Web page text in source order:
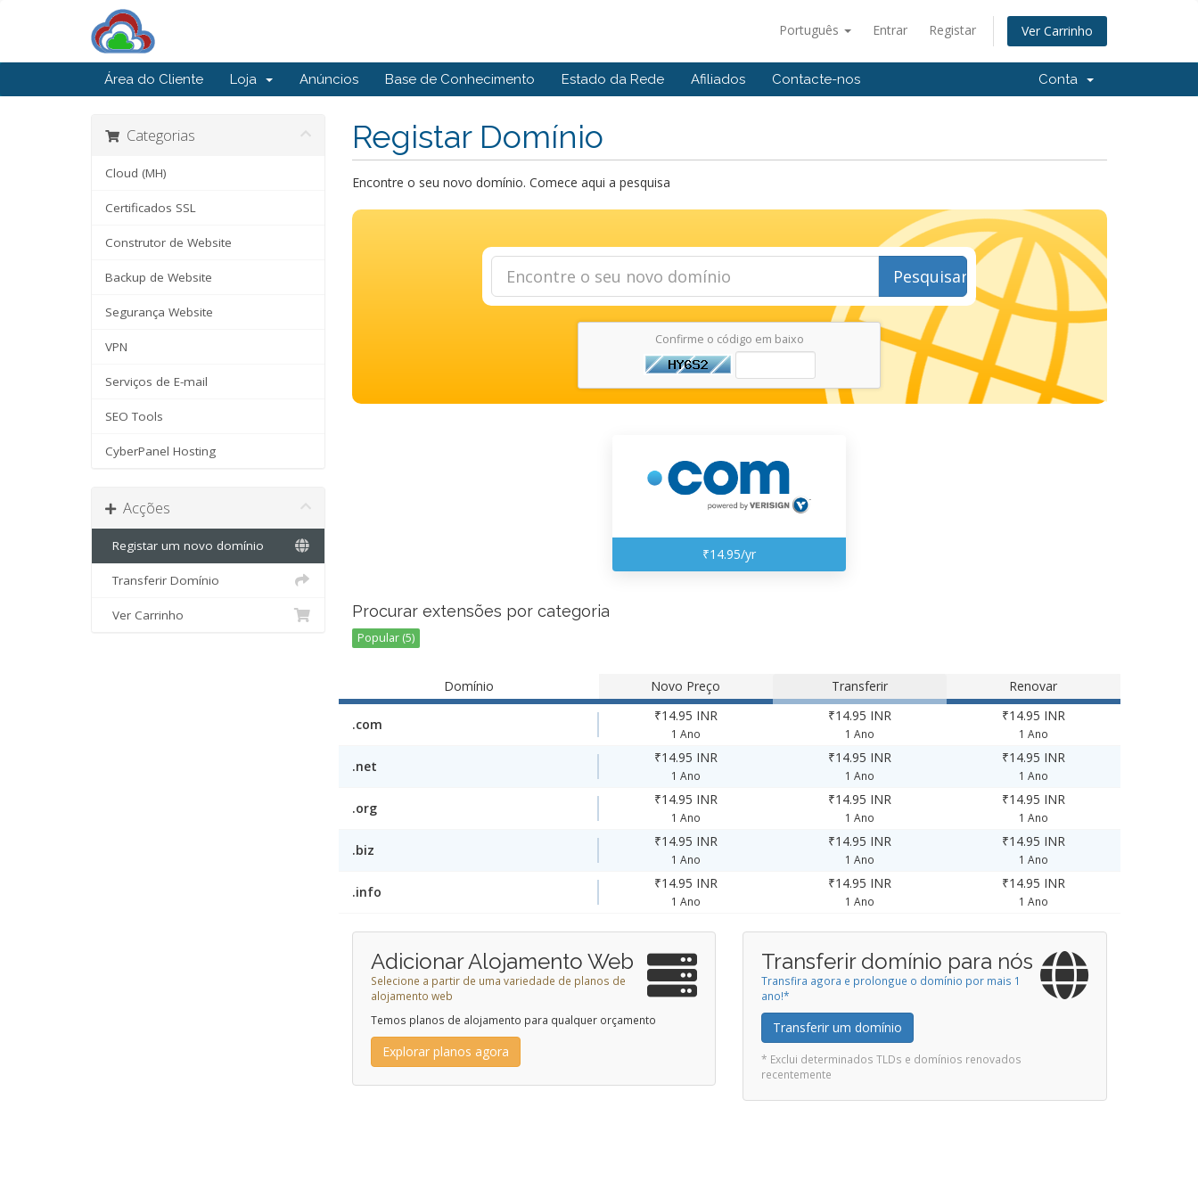
Português Entrar Registar Ver Carrinho
Área do Cliente Loja Anúncios Base de Conhecimento Estado da Rede Afiliados Contacte-nos Conta
Registar Domínio
Categorias
Cloud (MH)
Certificados SSL
Construtor de Website
Backup de Website
Segurança Website
VPN
Serviços de E-mail
SEO Tools
CyberPanel Hosting
Acções
Registar um novo domínio
Transferir Domínio
Ver Carrinho
Encontre o seu novo domínio. Comece aqui a pesquisa
Pesquisar
Confirme o código em baixo
₹14.95/yr
Procurar extensões por categoria
Popular (5)
Domínio Novo Preço Transferir Renovar
.com
₹14.95 INR
1 Ano
₹14.95 INR
1 Ano
₹14.95 INR
1 Ano
.net
₹14.95 INR
1 Ano
₹14.95 INR
1 Ano
₹14.95 INR
1 Ano
.org
₹14.95 INR
1 Ano
₹14.95 INR
1 Ano
₹14.95 INR
1 Ano
.biz
₹14.95 INR
1 Ano
₹14.95 INR
1 Ano
₹14.95 INR
1 Ano
.info
₹14.95 INR
1 Ano
₹14.95 INR
1 Ano
₹14.95 INR
1 Ano
Adicionar Alojamento Web
Selecione a partir de uma variedade de planos de
alojamento web
Temos planos de alojamento para qualquer orçamento
Explorar planos agora
Transferir domínio para nós
Transfira agora e prolongue o domínio por mais 1
ano!*
Transferir um domínio
* Exclui determinados TLDs e domínios renovados
recentemente